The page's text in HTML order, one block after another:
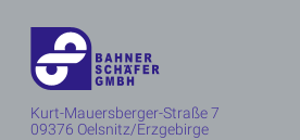
Kurt-Mauersberger-Straße 7
09376 Oelsnitz/Erzgebirge